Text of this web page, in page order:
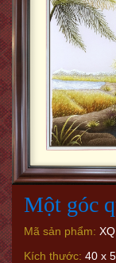
Một góc
Mã sản phẩm:
Kích thước: 40 x